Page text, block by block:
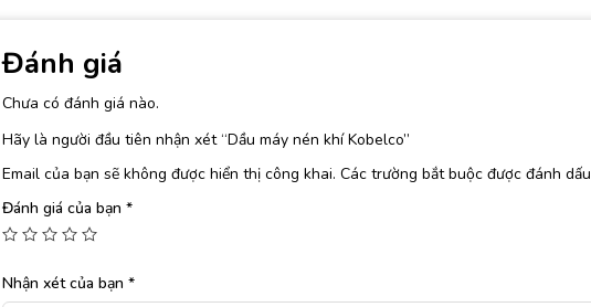
Đánh giá
Chưa có đánh giá nào.
Hãy là người đầu tiên nhận xét “Dầu máy nén khí Kobelco”
Email của bạn sẽ không được hiển thị công khai. Các trường bắt buộc được đánh dấu
Đánh giá của bạn *
Nhận xét của bạn *